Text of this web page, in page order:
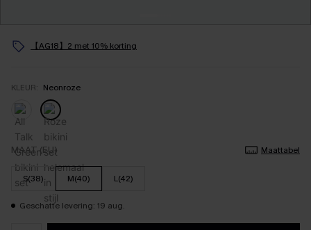
【AG18】2 met 10% korting
KLEUR: Neonroze
MAAT (EU) Maattabel
S(38) M(40) L(42)
Geschatte levering: 19 aug.